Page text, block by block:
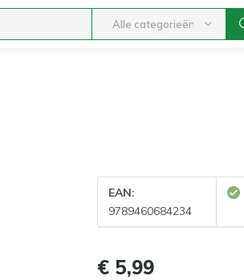
Alle categorieën
EAN:
9789460684234
€ 5,99